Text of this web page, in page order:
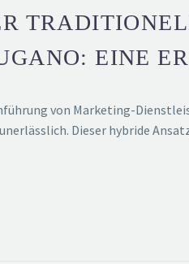
EINE
von Marketing-
Dieser hybride